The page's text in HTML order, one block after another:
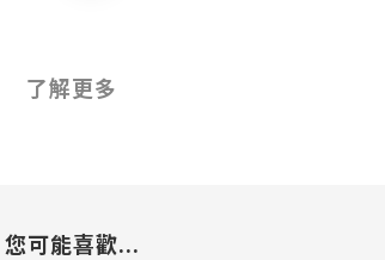
了解更多
您可能喜歡...